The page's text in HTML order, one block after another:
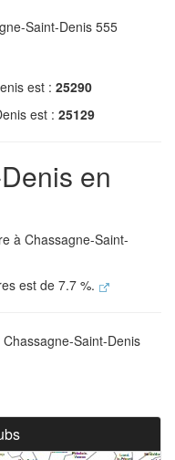
Saint-Denis 555
est : 25290
est : 25129
en
à Chassagne-Saint-
est de 7.7 %.
Saint-Denis